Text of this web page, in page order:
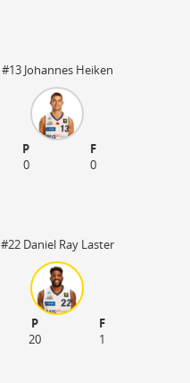
#13 Johannes Heiken
P
F
0
0
#22 Daniel Ray Laster
P
F
20
1